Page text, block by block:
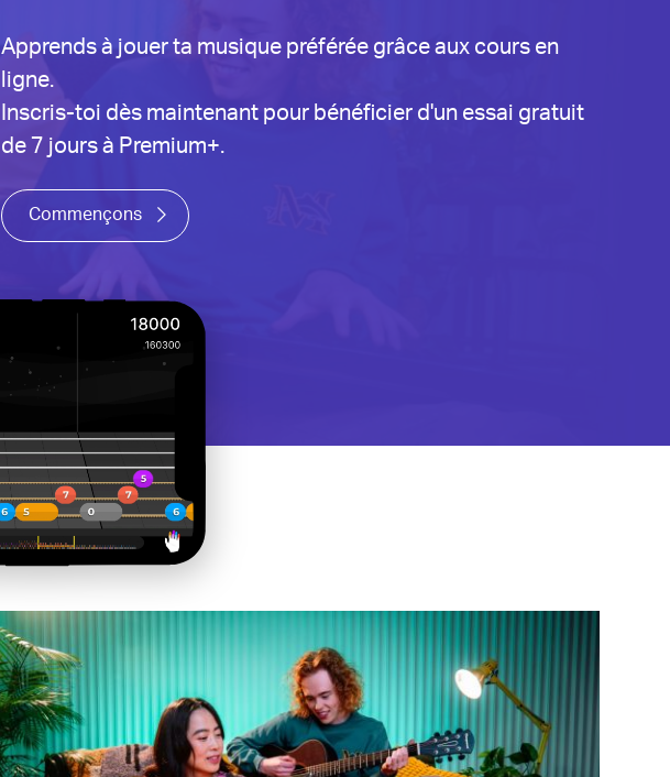
Apprends à jouer ta musique préférée grâce aux cours en
ligne.
Inscris-toi dès maintenant pour bénéficier d'un essai gratuit
de 7 jours à Premium+.
Commençons